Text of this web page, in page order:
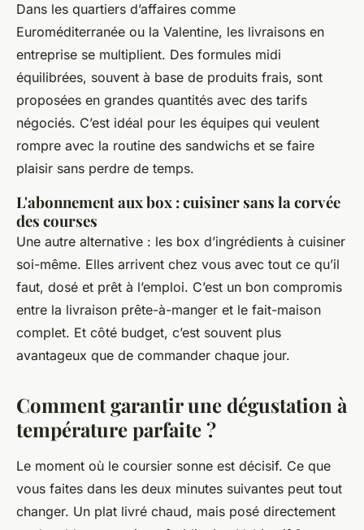
Dans les quartiers d’affaires comme
Euroméditerranée ou la Valentine, les livraisons en
entreprise se multiplient. Des formules midi
équilibrées, souvent à base de produits frais, sont
proposées en grandes quantités avec des tarifs
négociés. C’est idéal pour les équipes qui veulent
rompre avec la routine des sandwichs et se faire
plaisir sans perdre de temps.
L'abonnement aux box : cuisiner sans la corvée
des courses
Une autre alternative : les box d’ingrédients à cuisiner
soi-même. Elles arrivent chez vous avec tout ce qu’il
faut, dosé et prêt à l’emploi. C’est un bon compromis
entre la livraison prête-à-manger et le fait-maison
complet. Et côté budget, c’est souvent plus
avantageux que de commander chaque jour.
Comment garantir une dégustation à
température parfaite ?
Le moment où le coursier sonne est décisif. Ce que
vous faites dans les deux minutes suivantes peut tout
changer. Un plat livré chaud, mais posé directement